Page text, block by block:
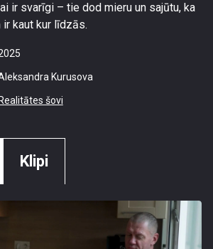
ir svarīgi – tie dod mieru un sajūtu, ka
kaut kur līdzās.
Kurusova
Realitātes šovi
Klipi